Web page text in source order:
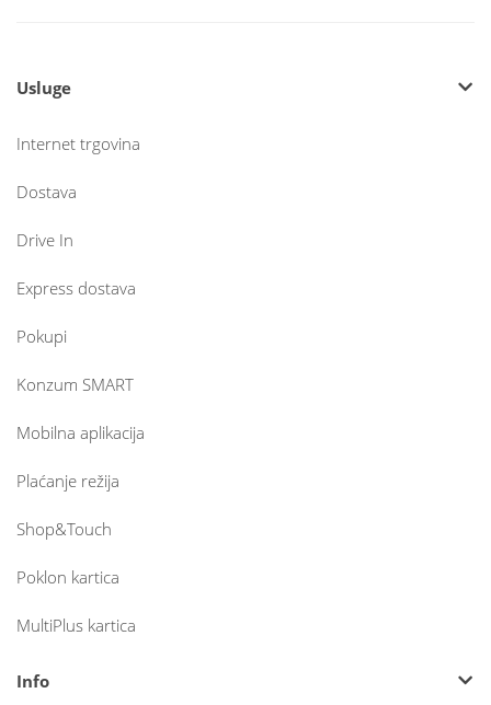
Usluge
Internet trgovina
Dostava
Drive In
Express dostava
Pokupi
Konzum SMART
Mobilna aplikacija
Plaćanje režija
Shop&Touch
Poklon kartica
MultiPlus kartica
Info